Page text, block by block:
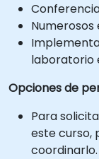
laboratorio
Opciones de
Para
este curso,
coordinarlo.